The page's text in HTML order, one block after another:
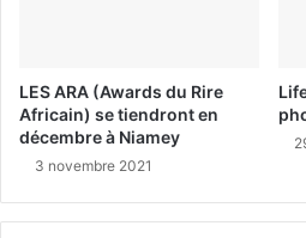
LES ARA (Awards du Rire
Africain) se tiendront en
décembre à Niamey
3 novembre 2021